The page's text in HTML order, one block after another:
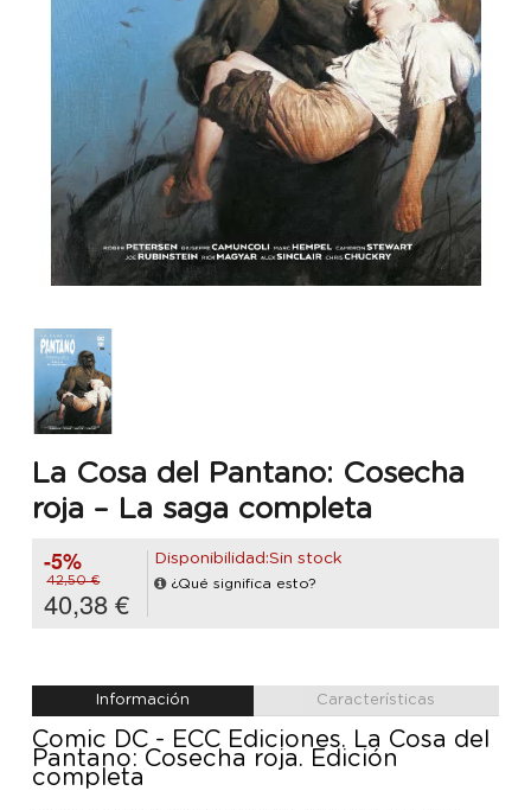
La Cosa del Pantano: Cosecha
roja – La saga completa
-5%
42,50 €
40,38 €
Disponibilidad:Sin stock
¿Qué significa esto?
Información Características
Comic DC - ECC Ediciones. La Cosa del
Pantano: Cosecha roja. Edición
completa